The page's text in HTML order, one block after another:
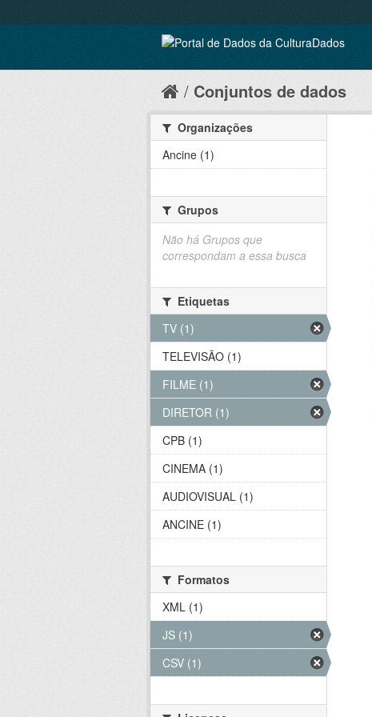
Conjuntos de dados
Organizações
Ancine (1)
Grupos
Não há Grupos que
correspondam a essa busca
Etiquetas
TV (1)
TELEVISÃO (1)
FILME (1)
DIRETOR (1)
CPB (1)
CINEMA (1)
AUDIOVISUAL (1)
ANCINE (1)
Formatos
XML (1)
JS (1)
CSV (1)